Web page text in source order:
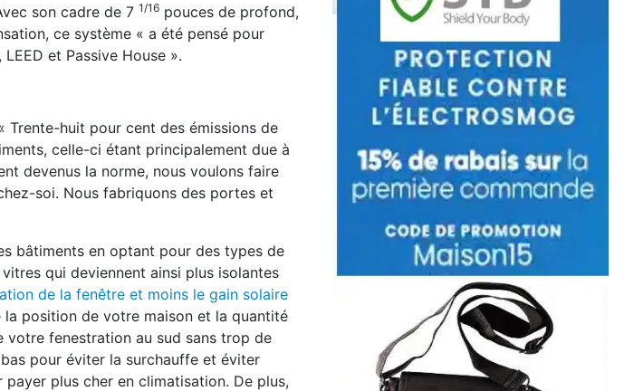
son cadre de 7 1/16 pouces de profond,
ce système « a été pensé pour
et Passive House ».
Trente-huit pour cent des émissions de
celle-ci étant principalement due à
devenus la norme, nous voulons faire
soi. Nous fabriquons des portes et
bâtiments en optant pour des types de
qui deviennent ainsi plus isolantes
de la fenêtre et moins le gain solaire
la position de votre maison et la quantité
votre fenestration au sud sans trop de
pour éviter la surchauffe et éviter
plus cher en climatisation. De plus,